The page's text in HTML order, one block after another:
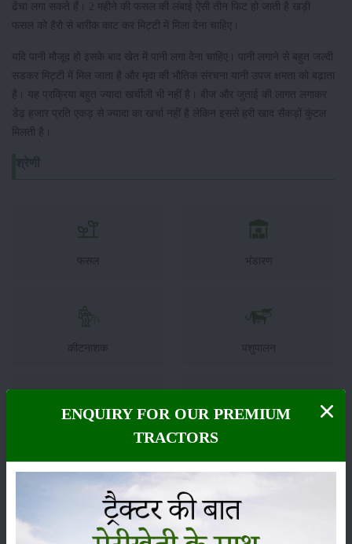
ढेंचा लगा सकते हैं। 2 महीने की फसल की लंबाई ऐसी तीन फिट हो जाती है खड़ी
फसल को हैरो से बारीक काट कर मिट्टी में मिला देना चाहिए।
यदि पानी मौजूद हो इसके बाद खेत में पानी लगा देना चाहिए। पानी लगाने से बहुत जल्दी
सडकर मिट्टी में मिल जाता है और मृदा की भौतिक संरचना यानी उपज क्षमता को बढ़ाता
है। यह प्रक्रिया बहुत ज्यादा खर्चीली भी नहीं है। बीज और जुताई की लागत लगाकर
डेढ़ हजार प्रति एकड़ से ज्यादा का खर्चा नहीं है लेकिन इससे हरी खाद सैकड़ों कुंटल
मिलती है।
फसल भंडारण
कीटनाशक पशुपालन
सम्पादकीय
ENQUIRY FOR OUR PREMIUM
TRACTORS